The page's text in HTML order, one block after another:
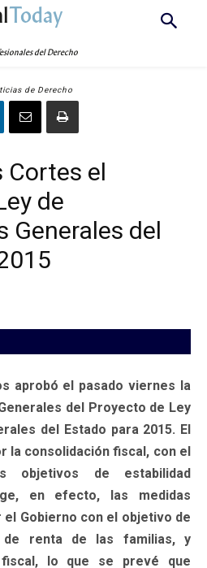
Today
del Derecho
de Derecho
Cortes el
de
Generales del
aprobó el pasado viernes la
del Proyecto de Ley
del Estado para 2015. El
la consolidación fiscal, con el
objetivos de estabilidad
en efecto, las medidas
Gobierno con el objetivo de
de renta de las familias, y
lo que se prevé que